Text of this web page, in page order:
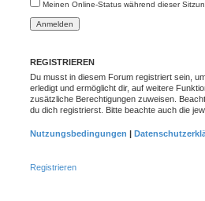
Meinen Online-Status während dieser
REGISTRIEREN
Du musst in diesem Forum registriert sein,
erledigt und ermöglicht dir, auf weitere
zusätzliche Berechtigungen zuweisen.
du dich registrierst. Bitte beachte auch die
Nutzungsbedingungen
Registrieren